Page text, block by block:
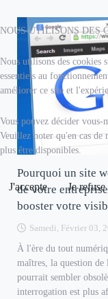
Pourquoi un site
de votre
booster votre
Samedi, Février 03,
À l'ère du tout
maîtres, la question de
pourrait sembler
interrogation est plus
NOUS UTILISONS DES
Nous utilisons des cookies
essentiels au
améliorer ce site et
Vous pouvez décider vous-
Veuillez noter qu'en cas de
plus être disponibles.
J'accepte Je refuse